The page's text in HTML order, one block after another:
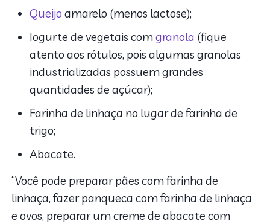
Queijo amarelo (menos lactose);
Iogurte de vegetais comgranola (fique
atento aos rótulos, pois algumas granolas
industrializadas possuem grandes
quantidades de açúcar);
Farinha de linhaça no lugar de farinha de
trigo;
Abacate.
“Você pode preparar pães com farinha de
linhaça, fazer panqueca com farinha de linhaça
e ovos, preparar um creme de abacate com